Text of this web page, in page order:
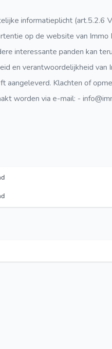
informatieplicht (art.5.2.6
op de website van Immo
interessante panden kan
en verantwoordelijkheid van
Klachten of
worden via e-mail: -